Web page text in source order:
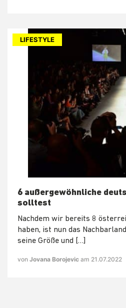
LIFESTYLE
6 außergewöhnliche
solltest
Nachdem wir bereits 8
haben, ist nun das
seine Größe und […]
von Jovana Borojevic am 21.07.2022